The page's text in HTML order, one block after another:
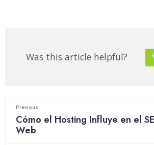
Was this article helpful?
Previous:
Cómo el Hosting Influye en el
Web